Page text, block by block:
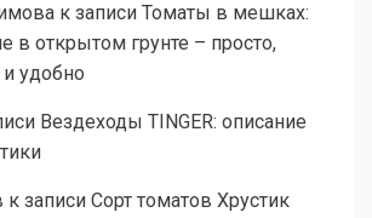
к записи Томаты в мешках:
в открытом грунте – просто,
удобно
Вездеходы TINGER: описание
к записи Сорт томатов Хрустик